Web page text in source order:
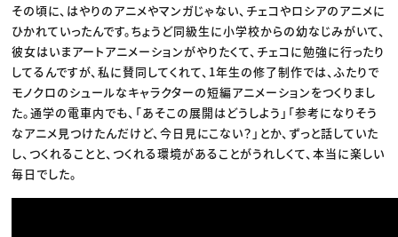
その頃に、はやりのアニメやマンガじゃない、チェコやロシアのアニメに
ひかれていったんです。ちょうど同級生に小学校からの幼なじみがいて、
彼女はいまアートアニメーションがやりたくて、チェコに勉強に行ったり
してるんですが、私に賛同してくれて、1年生の修了制作では、ふたりで
モノクロのシュールなキャラクターの短編アニメーションをつくりまし
た。通学の電車内でも、「あそこの展開はどうしよう」「参考になりそう
なアニメ見つけたんだけど、今日見にこない？」とか、ずっと話していた
し、つくれることと、つくれる環境があることがうれしくて、本当に楽しい
毎日でした。